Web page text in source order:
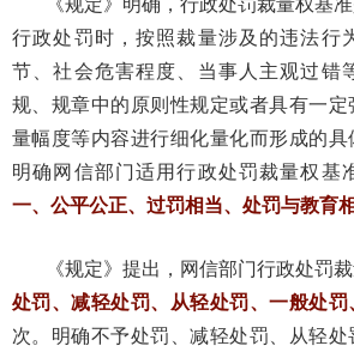
《规定》明确，行政处罚裁量权基
行政处罚时，按照裁量涉及的违法行
节、社会危害程度、当事人主观过错
规、规章中的原则性规定或者具有一
量幅度等内容进行细化量化而形成的具
明确网信部门适用行政处罚裁量权基
一、公平公正、过罚相当、处罚与教育
《规定》提出，网信部门行政处罚
处罚、减轻处罚、从轻处罚、一般处罚
次。明确不予处罚、减轻处罚、从轻